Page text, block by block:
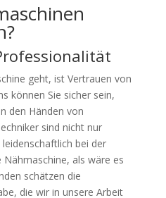
geht, ist Vertrauen von
können Sie sicher sein,
den Händen von
sind nicht nur
bei der
als wäre es
schätzen die
die wir in unsere Arbeit